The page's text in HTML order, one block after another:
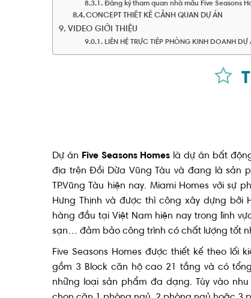
Đăng ký tham quan nhà mẫu Five Seasons
CONCEPT THIẾT KẾ CẢNH QUAN DỰ ÁN
VIDEO GIỚI THIỆU
LIÊN HỆ TRỰC TIẾP PHÒNG KINH DOANH
Dự án Five Seasons Homes là dự án bất
địa trên Đồi Dừa Vũng Tàu và đang là sản
TP.Vũng Tàu hiện nay. Miami Homes với
Hưng Thịnh và được thì công xây dựng bởi
hàng đầu tại Việt Nam hiện nay trong lĩnh
sạn… đảm bảo công trình có chất lượng tốt
Five Seasons Homes được thiết kế theo lối
gồm 3 Block căn hộ cao 21 tầng và có
những loại sản phẩm đa dạng. Tùy vào